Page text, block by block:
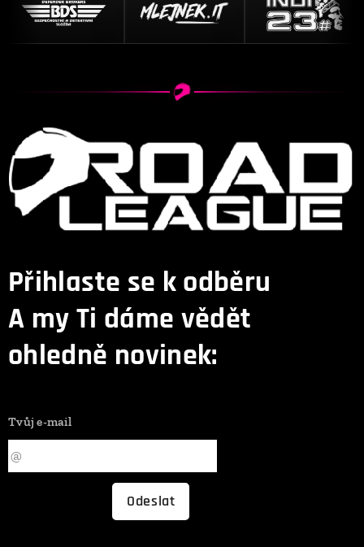
Přihlaste se k odběru
A my Ti dáme vědět
ohledně novinek:
Tvůj e-mail
Odeslat